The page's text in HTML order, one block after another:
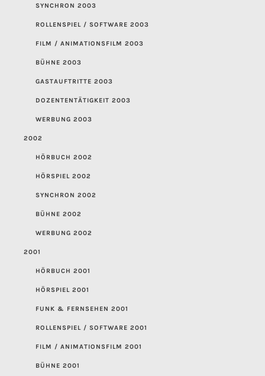
SYNCHRON 2003
ROLLENSPIEL / SOFTWARE 2003
FILM / ANIMATIONSFILM 2003
BÜHNE 2003
GASTAUFTRITTE 2003
DOZENTENTÄTIGKEIT 2003
WERBUNG 2003
2002
HÖRBUCH 2002
HÖRSPIEL 2002
SYNCHRON 2002
BÜHNE 2002
WERBUNG 2002
2001
HÖRBUCH 2001
HÖRSPIEL 2001
FUNK & FERNSEHEN 2001
ROLLENSPIEL / SOFTWARE 2001
FILM / ANIMATIONSFILM 2001
BÜHNE 2001